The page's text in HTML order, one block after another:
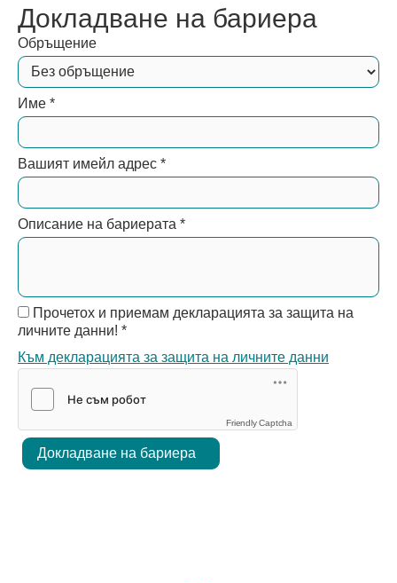
Докладване на бариера
Обръщение
Име *
Вашият имейл адрес *
Описание на бариерата *
Прочетох и приемам декларацията за защита на
личните данни! *
Към декларацията за защита на личните данни
Friendly Captcha
Докладване на бариера